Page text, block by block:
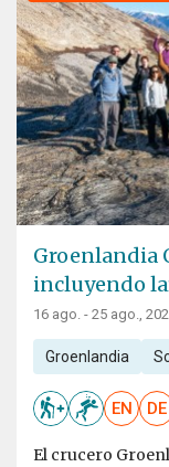
Groenlandia
incluyendo
16 ago. - 25 ago.,
Groenlandia
EN DE
El crucero